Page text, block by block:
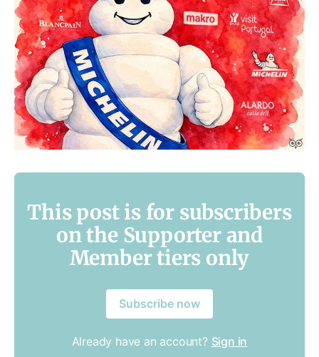
This post is for subscribers
on the Supporter and
Member tiers only
Subscribe now
Already have an account? Sign in